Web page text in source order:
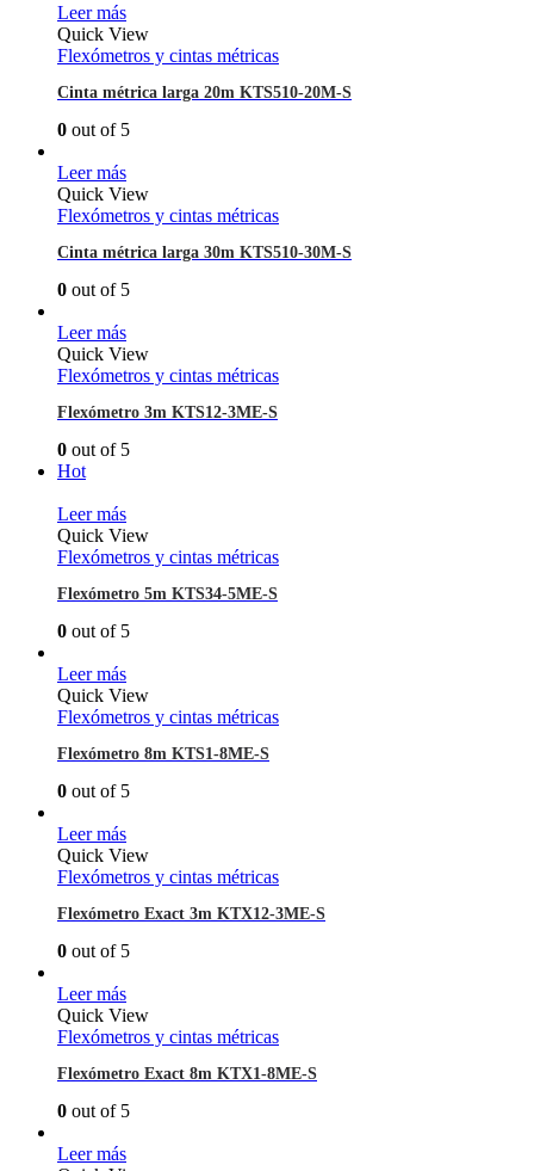
Leer más
Quick View
Flexómetros y cintas métricas
Cinta métrica larga 20m KTS510-20M-S
0 out of 5
Leer más
Quick View
Flexómetros y cintas métricas
Cinta métrica larga 30m KTS510-30M-S
0 out of 5
Leer más
Quick View
Flexómetros y cintas métricas
Flexómetro 3m KTS12-3ME-S
0 out of 5
Hot
Leer más
Quick View
Flexómetros y cintas métricas
Flexómetro 5m KTS34-5ME-S
0 out of 5
Leer más
Quick View
Flexómetros y cintas métricas
Flexómetro 8m KTS1-8ME-S
0 out of 5
Leer más
Quick View
Flexómetros y cintas métricas
Flexómetro Exact 3m KTX12-3ME-S
0 out of 5
Leer más
Quick View
Flexómetros y cintas métricas
Flexómetro Exact 8m KTX1-8ME-S
0 out of 5
Leer más